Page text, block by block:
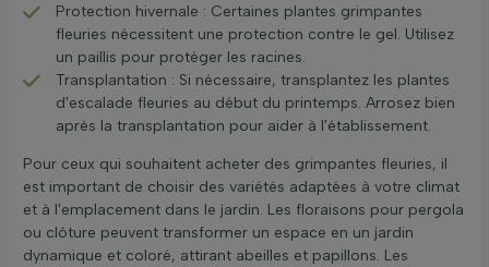
Protection hivernale : Certaines plantes grimpantes
fleuries nécessitent une protection contre le gel. Utilisez
un paillis pour protéger les racines.
Transplantation : Si nécessaire, transplantez les plantes
d'escalade fleuries au début du printemps. Arrosez bien
après la transplantation pour aider à l'établissement.
Pour ceux qui souhaitent acheter des grimpantes fleuries, il
est important de choisir des variétés adaptées à votre climat
et à l'emplacement dans le jardin. Les floraisons pour pergola
ou clôture peuvent transformer un espace en un jardin
dynamique et coloré, attirant abeilles et papillons. Les